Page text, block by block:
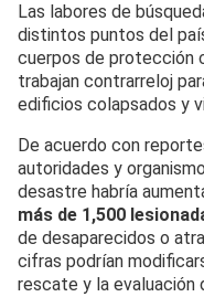
Las labores de
distintos puntos del
cuerpos de protección
trabajan contrarreloj
edificios colapsados y
De acuerdo con
autoridades y
desastre habría
más de 1,500
de desaparecidos o
cifras podrían
rescate y la evaluación